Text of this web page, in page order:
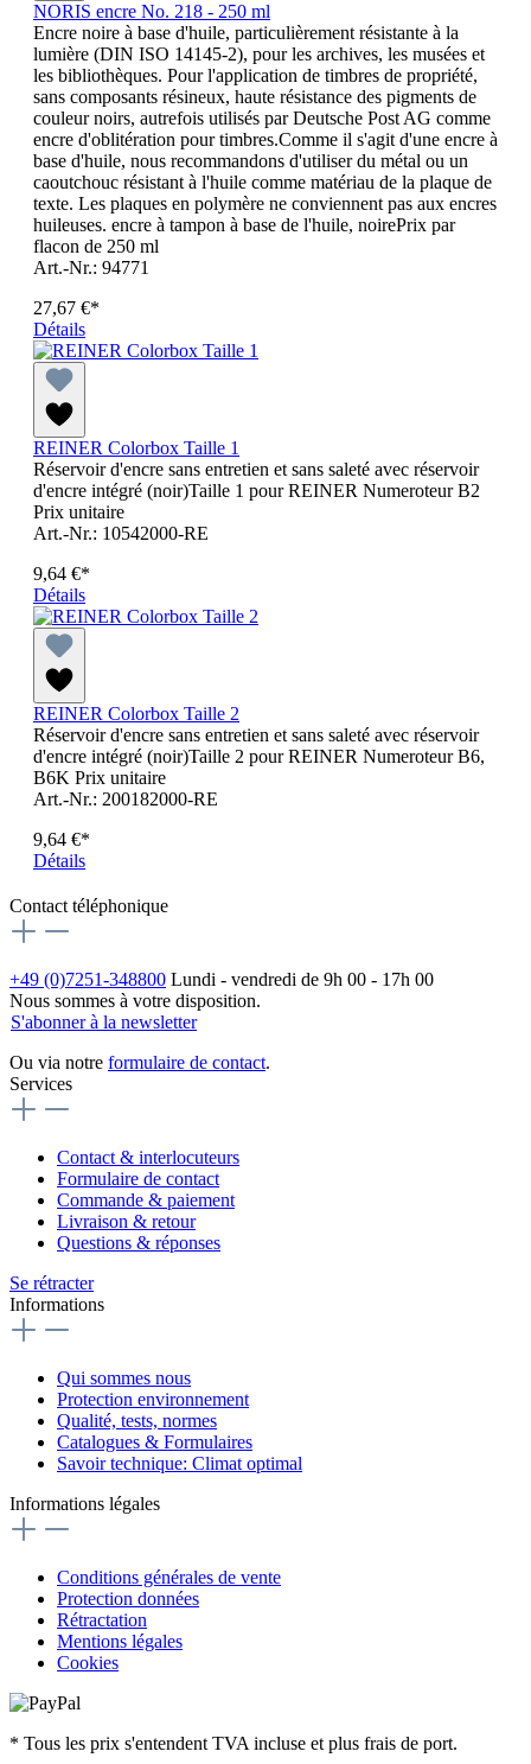
NORIS encre No. 218 - 250 ml
Encre noire à base d'huile, particulièrement résistante à la
lumière (DIN ISO 14145-2), pour les archives, les musées et
les bibliothèques. Pour l'application de timbres de propriété,
sans composants résineux, haute résistance des pigments de
couleur noirs, autrefois utilisés par Deutsche Post AG comme
encre d'oblitération pour timbres.Comme il s'agit d'une encre à
base d'huile, nous recommandons d'utiliser du métal ou un
caoutchouc résistant à l'huile comme matériau de la plaque de
texte. Les plaques en polymère ne conviennent pas aux encres
huileuses. encre à tampon à base de l'huile, noirePrix par
flacon de 250 ml
Art.-Nr.: 94771
27,67 €*
Détails
REINER Colorbox Taille 1
Réservoir d'encre sans entretien et sans saleté avec réservoir
d'encre intégré (noir)Taille 1 pour REINER Numeroteur B2
Prix unitaire
Art.-Nr.: 10542000-RE
9,64 €*
Détails
REINER Colorbox Taille 2
Réservoir d'encre sans entretien et sans saleté avec réservoir
d'encre intégré (noir)Taille 2 pour REINER Numeroteur B6,
B6K Prix unitaire
Art.-Nr.: 200182000-RE
9,64 €*
Détails
Contact téléphonique
+49 (0)7251-348800 Lundi - vendredi de 9h 00 - 17h 00
Nous sommes à votre disposition.
S'abonner à la newsletter
Ou via notre formulaire de contact.
Services
Contact & interlocuteurs
Formulaire de contact
Commande & paiement
Livraison & retour
Questions & réponses
Se rétracter
Informations
Qui sommes nous
Protection environnement
Qualité, tests, normes
Catalogues & Formulaires
Savoir technique: Climat optimal
Informations légales
Conditions générales de vente
Protection données
Rétractation
Mentions légales
Cookies
* Tous les prix s'entendent TVA incluse et plus frais de port.